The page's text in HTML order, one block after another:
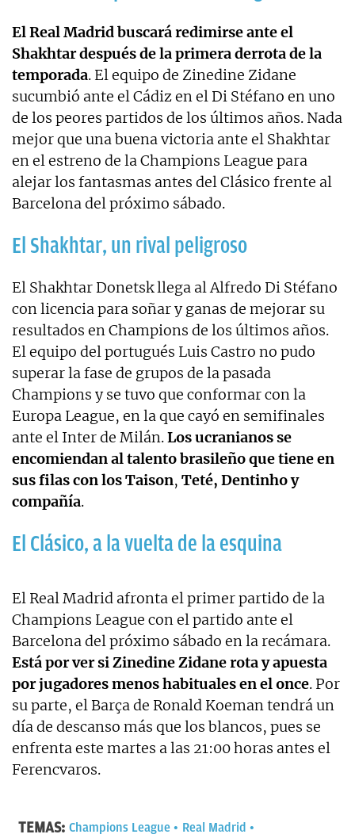
El Real Madrid buscará redimirse ante el
Shakhtar después de la primera derrota de la
temporada. El equipo de Zinedine Zidane
sucumbió ante el Cádiz en el Di Stéfano en uno
de los peores partidos de los últimos años. Nada
mejor que una buena victoria ante el Shakhtar
en el estreno de la Champions League para
alejar los fantasmas antes del Clásico frente al
Barcelona del próximo sábado.
El Shakhtar, un rival peligroso
El Shakhtar Donetsk llega al Alfredo Di Stéfano
con licencia para soñar y ganas de mejorar su
resultados en Champions de los últimos años.
El equipo del portugués Luis Castro no pudo
superar la fase de grupos de la pasada
Champions y se tuvo que conformar con la
Europa League, en la que cayó en semifinales
ante el Inter de Milán.Los ucranianos se
encomiendan al talento brasileño que tiene en
sus filas con los Taison, Teté, Dentinho y
compañía.
El Clásico, a la vuelta de la esquina
El Real Madrid afronta el primer partido de la
Champions League con el partido ante el
Barcelona del próximo sábado en la recámara.
Está por ver si Zinedine Zidane rota y apuesta
por jugadores menos habituales en el once. Por
su parte, el Barça de Ronald Koeman tendrá un
día de descanso más que los blancos, pues se
enfrenta este martes a las 21:00 horas antes el
Ferencvaros.
TEMAS: Champions League
Real Madrid